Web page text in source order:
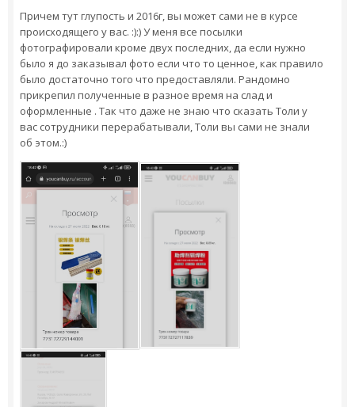
Причем тут глупость и 2016г, вы может сами не в курсе
происходящего у вас. :):) У меня все посылки
фотографировали кроме двух последних, да если нужно
было я до заказывал фото если что то ценное, как правило
было достаточно того что предоставляли. Рандомно
прикрепил полученные в разное время на слад и
оформленные . Так что даже не знаю что сказать Толи у
вас сотрудники перерабатывали, Толи вы сами не знали
об этом.:)